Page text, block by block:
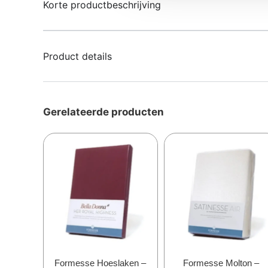
Korte productbeschrijving
Product details
Gerelateerde producten
Formesse Hoeslaken – Formesse Molton –